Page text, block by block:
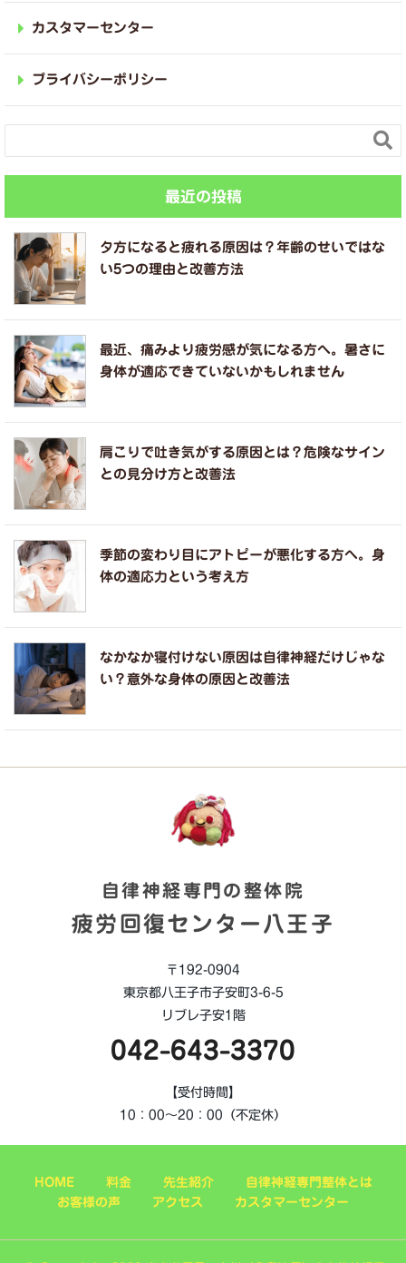
カスタマーセンター
プライバシーポリシー

最近の投稿
夕方になると疲れる原因は？年齢のせいではな
い5つの理由と改善方法
最近、痛みより疲労感が気になる方へ。暑さに
身体が適応できていないかもしれません
肩こりで吐き気がする原因とは？危険なサイン
との見分け方と改善法
季節の変わり目にアトピーが悪化する方へ。身
体の適応力という考え方
なかなか寝付けない原因は自律神経だけじゃな
い？意外な身体の原因と改善法
自律神経専門の整体院
疲労回復センター八王子
〒192-0904
東京都八王子市子安町3-6-5
リブレ子安1階
042-643-3370
【受付時間】
10：00～20：00（不定休）
HOME 料金 先生紹介
自律神経専門整体とは
お客様の声
アクセス カスタマーセンター